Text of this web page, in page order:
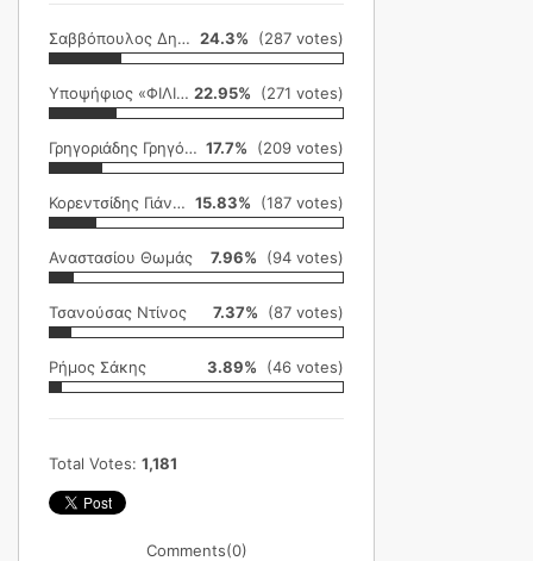
Σαββόπουλος Δημήτρης 24.3% (287 votes)
Υποψήφιος «ΦΙΛΙΚΗ ΕΤΑΙΡΕΙΑ» 22.95% (271 votes)
Γρηγοριάδης Γρηγόρης 17.7% (209 votes)
Κορεντσίδης Γιάννης 15.83% (187 votes)
Αναστασίου Θωμάς 7.96% (94 votes)
Τσανούσας Ντίνος 7.37% (87 votes)
Ρήμος Σάκης 3.89% (46 votes)
Total Votes: 1,181
Comments(0)